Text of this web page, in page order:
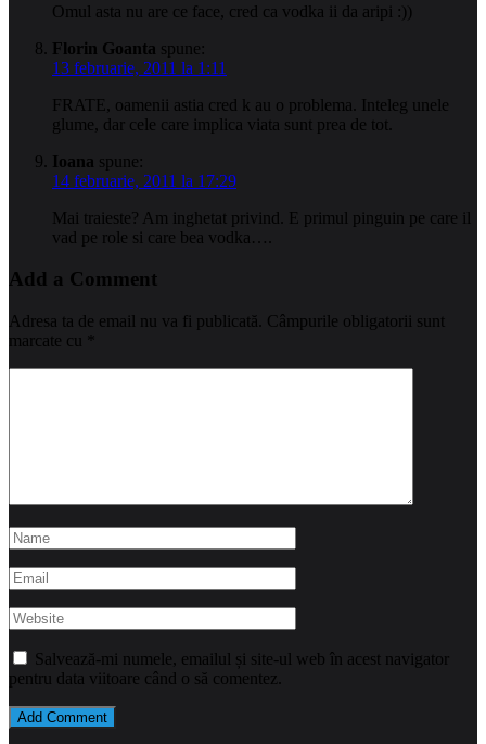
Omul asta nu are ce face, cred ca vodka ii da aripi :))
Florin Goanta spune:
13 februarie, 2011 la 1:11
FRATE, oamenii astia cred k au o problema. Inteleg unele
glume, dar cele care implica viata sunt prea de tot.
Ioana spune:
14 februarie, 2011 la 17:29
Mai traieste? Am inghetat privind. E primul pinguin pe care il
vad pe role si care bea vodka….
Add a Comment
Adresa ta de email nu va fi publicată. Câmpurile obligatorii sunt
marcate cu
Salvează-mi numele, emailul și site-ul web în acest navigator
pentru data viitoare când o să comentez.